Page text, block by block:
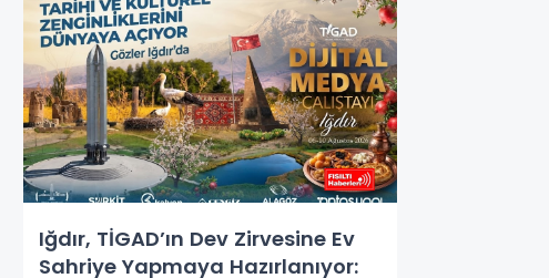
Iğdır, TİGAD’ın Dev Zirvesine Ev
Sahriye Yapmaya Hazırlanıyor: